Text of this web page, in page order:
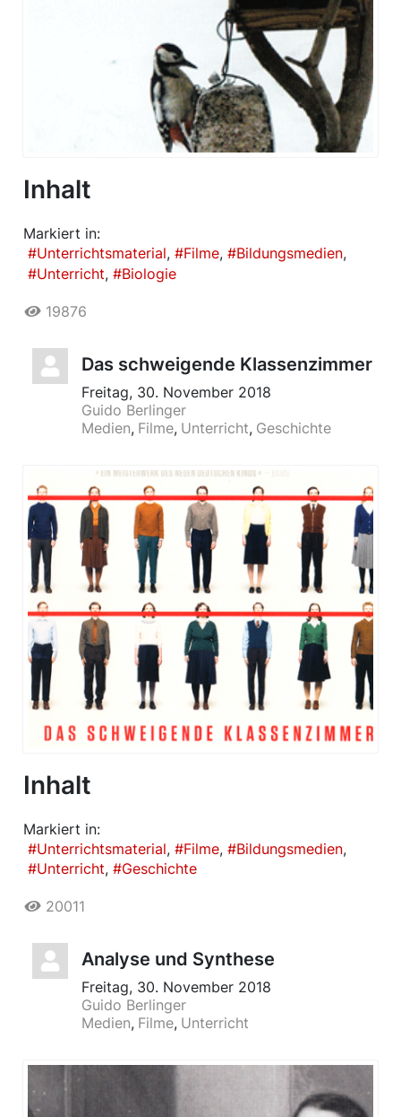
Inhalt
Markiert in:
Unterrichtsmaterial
Filme
Bildungsmedien
Unterricht
Biologie
19876
Das schweigende Klassenzimmer
Freitag, 30. November 2018
Guido Berlinger
Medien Filme Unterricht Geschichte
Inhalt
Markiert in:
Unterrichtsmaterial
Filme
Bildungsmedien
Unterricht
Geschichte
20011
Analyse und Synthese
Freitag, 30. November 2018
Guido Berlinger
Medien Filme Unterricht